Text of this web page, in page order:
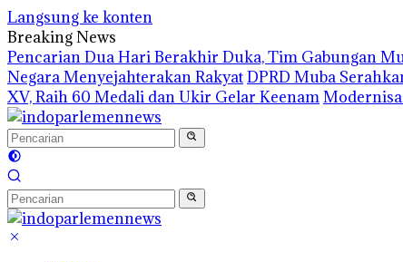
Langsung ke konten
Breaking News
Pencarian Dua Hari Berakhir Duka, Tim Gabungan
Negara Menyejahterakan RakyatDPRD Muba
XV, Raih 60 Medali dan Ukir Gelar Keenam